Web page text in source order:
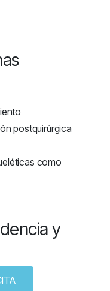
postquirúrgica
como
y